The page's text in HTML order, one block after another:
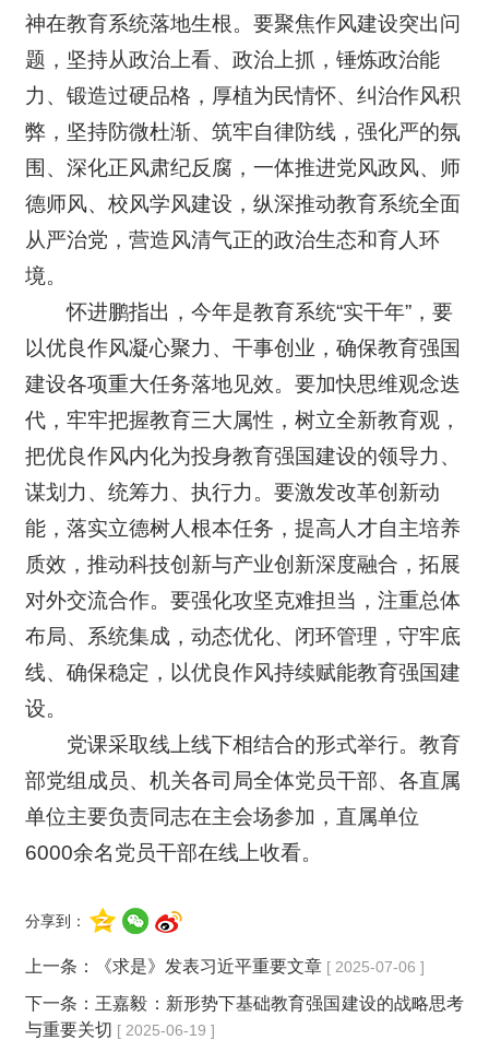
神在教育系统落地生根。要聚焦作风建设突出问
题，坚持从政治上看、政治上抓，锤炼政治能
力、锻造过硬品格，厚植为民情怀、纠治作风积
弊，坚持防微杜渐、筑牢自律防线，强化严的氛
围、深化正风肃纪反腐，一体推进党风政风、师
德师风、校风学风建设，纵深推动教育系统全面
从严治党，营造风清气正的政治生态和育人环
境。
怀进鹏指出，今年是教育系统“实干年”，要
以优良作风凝心聚力、干事创业，确保教育强国
建设各项重大任务落地见效。要加快思维观念迭
代，牢牢把握教育三大属性，树立全新教育观，
把优良作风内化为投身教育强国建设的领导力、
谋划力、统筹力、执行力。要激发改革创新动
能，落实立德树人根本任务，提高人才自主培养
质效，推动科技创新与产业创新深度融合，拓展
对外交流合作。要强化攻坚克难担当，注重总体
布局、系统集成，动态优化、闭环管理，守牢底
线、确保稳定，以优良作风持续赋能教育强国建
设。
党课采取线上线下相结合的形式举行。教育
部党组成员、机关各司局全体党员干部、各直属
单位主要负责同志在主会场参加，直属单位
6000余名党员干部在线上收看。
分享到：
上一条： 《求是》发表习近平重要文章 [ 2025-07-06 ]
下一条： 王嘉毅：新形势下基础教育强国建设的战略思考
与重要关切 [ 2025-06-19 ]